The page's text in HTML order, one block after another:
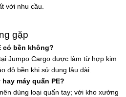
với nhu cầu.
gặp
có bền không?
Jumpo Cargo được làm từ hợp kim
độ bền khi sử dụng lâu dài.
máy quấn PE?
dùng loại quấn tay; với kho xưởng